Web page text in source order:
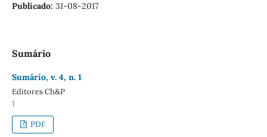
Publicado: 31-08-2017
Sumário
Sumário, v. 4, n. 1
Editores Ch&P
1
PDF